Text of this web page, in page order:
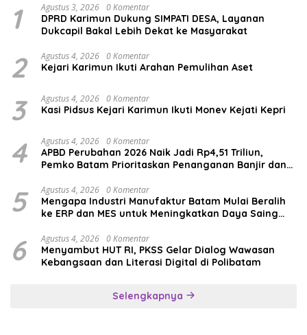
1 Agustus 3, 2026 0 Komentar
DPRD Karimun Dukung SIMPATI DESA, Layanan
Dukcapil Bakal Lebih Dekat ke Masyarakat
2 Agustus 4, 2026 0 Komentar
Kejari Karimun Ikuti Arahan Pemulihan Aset
3 Agustus 4, 2026 0 Komentar
Kasi Pidsus Kejari Karimun Ikuti Monev Kejati Kepri
4 Agustus 4, 2026 0 Komentar
APBD Perubahan 2026 Naik Jadi Rp4,51 Triliun,
Pemko Batam Prioritaskan Penanganan Banjir dan
5 Agustus 4, 2026 0 Komentar
Mengapa Industri Manufaktur Batam Mulai Beralih
ke ERP dan MES untuk Meningkatkan Daya Saing
6 Agustus 4, 2026 0 Komentar
Menyambut HUT RI, PKSS Gelar Dialog Wawasan
Kebangsaan dan Literasi Digital di Polibatam
Selengkapnya